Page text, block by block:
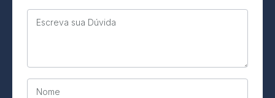
Escreva sua Dúvida
Nome